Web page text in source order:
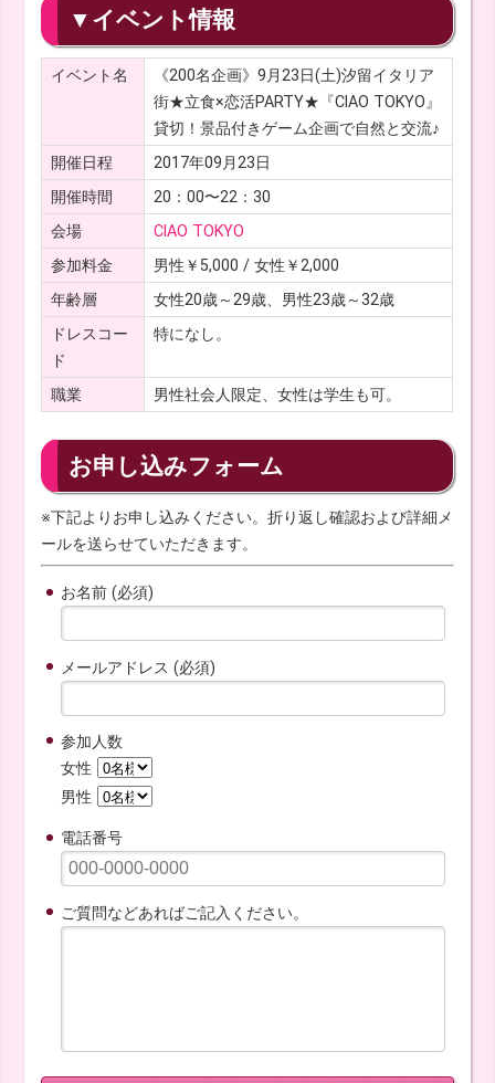
▼イベント情報
イベント名
《200名企画》9月23日(土)汐留イタリア
街★立食×恋活PARTY★『CIAO TOKYO』
貸切！景品付きゲーム企画で自然と交流♪
開催日程
2017年09月23日
開催時間
20：00〜22：30
会場
CIAO TOKYO
参加料金
男性￥5,000 / 女性￥2,000
年齢層
女性20歳～29歳、男性23歳～32歳
ドレスコー
ド
特になし。
職業 男性社会人限定、女性は学生も可。
お申し込みフォーム
※下記よりお申し込みください。折り返し確認および詳細メ
ールを送らせていただきます。
お名前 (必須)
メールアドレス (必須)
参加人数
女性
男性
電話番号
ご質問などあればご記入ください。